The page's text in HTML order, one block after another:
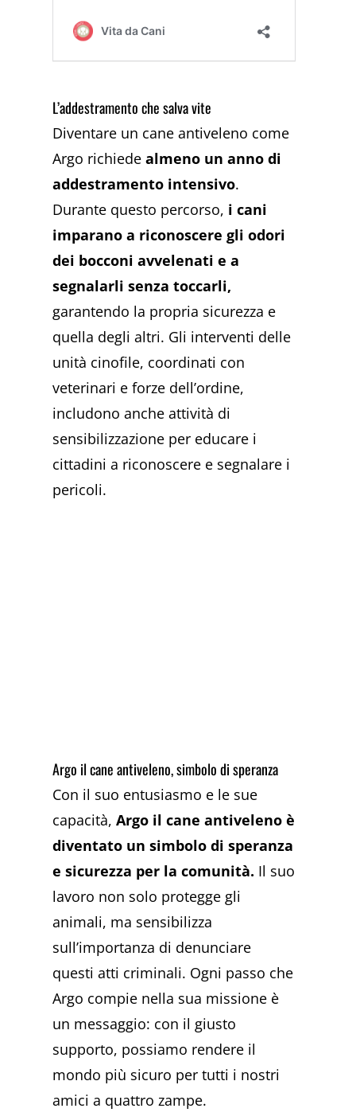
L’addestramento che salva vite
Diventare un cane antiveleno come
Argo richiedealmeno un anno di
addestramento intensivo.
Durante questo percorso, i cani
imparano a riconoscere gli odori
dei bocconi avvelenati e a
segnalarli senza toccarli,
garantendo la propria sicurezza e
quella degli altri. Gli interventi delle
unità cinofile, coordinati con
veterinari e forze dell’ordine,
includono anche attività di
sensibilizzazione per educare i
cittadini a riconoscere e segnalare i
pericoli.
Argo il cane antiveleno, simbolo di speranza
Con il suo entusiasmo e le sue
capacità,Argo il cane antiveleno è
diventato un simbolo di speranza
e sicurezza per la comunità. Il suo
lavoro non solo protegge gli
animali, ma sensibilizza
sull’importanza di denunciare
questi atti criminali. Ogni passo che
Argo compie nella sua missione è
un messaggio: con il giusto
supporto, possiamo rendere il
mondo più sicuro per tutti i nostri
amici a quattro zampe.